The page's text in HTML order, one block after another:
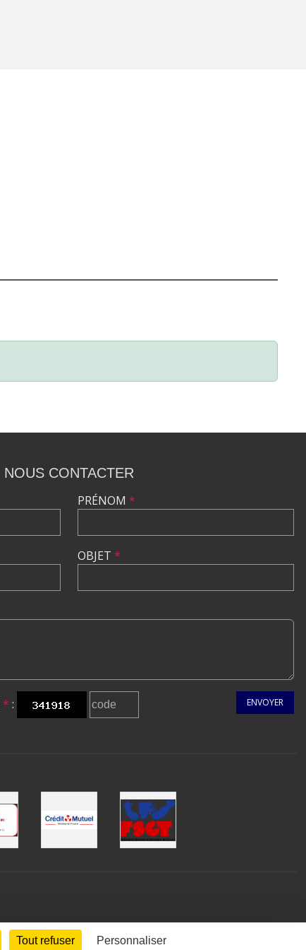
NOUS CONTACTER
PRÉNOM *
OBJET *
* : ENVOYER
Tout refuser Personnaliser